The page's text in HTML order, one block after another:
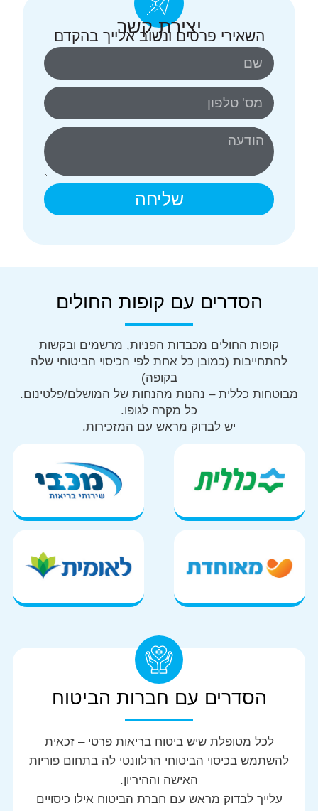
יצירת קשר
השאירי פרטים ונשוב אלייך בהקדם
שליחה
הסדרים עם קופות החולים
קופות החולים מכבדות הפניות, מרשמים ובקשות
להתחייבות (כמובן כל אחת לפי הכיסוי הביטוחי שלה
בקופה)
מבוטחות כללית – נהנות מהנחות של המושלם/פלטינום.
כל מקרה לגופו.
יש לבדוק מראש עם המזכירות.
הסדרים עם חברות הביטוח
לכל מטופלת שיש ביטוח בריאות פרטי – זכאית
להשתמש בכיסוי הביטוחי הרלוונטי לה בתחום פוריות
האישה וההיריון.
עלייך לבדוק מראש עם חברת הביטוח אילו כיסויים